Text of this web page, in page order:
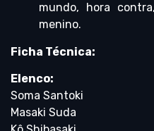
mundo, hora
menino.
Ficha Técnica:
Elenco:
Soma Santoki
Masaki Suda